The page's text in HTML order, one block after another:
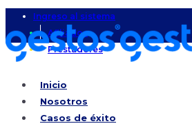
Ingreso al sistema
Afiliados
Prestadores
Inicio
Nosotros
Casos de éxito